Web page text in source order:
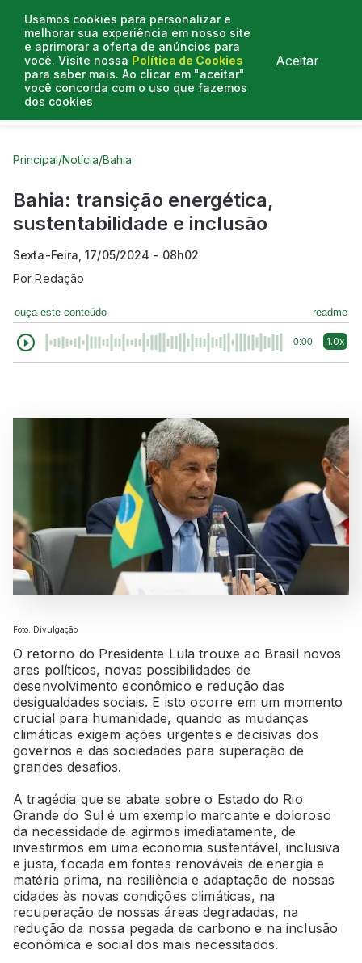
Usamos cookies para personalizar e
melhorar sua experiência em nosso site
e aprimorar a oferta de anúncios para
você. Visite nossa Política de Cookies
para saber mais. Ao clicar em "aceitar"
você concorda com o uso que fazemos
dos cookies
Aceitar
Curtas do Poder
Principal/Notícia/Bahia
Bahia: transição energética,
sustentabilidade e inclusão
Sexta-Feira, 17/05/2024 - 08h02
PorRedação
ouça este conteúdo readme
0:00 1.0x
Foto: Divulgação
O retorno do Presidente Lula trouxe ao Brasil novos
ares políticos, novas possibilidades de
desenvolvimento econômico e redução das
desigualdades sociais. E isto ocorre em um momento
crucial para humanidade, quando as mudanças
climáticas exigem ações urgentes e decisivas dos
governos e das sociedades para superação de
grandes desafios.
A tragédia que se abate sobre o Estado do Rio
Grande do Sul é um exemplo marcante e doloroso
da necessidade de agirmos imediatamente, de
investirmos em uma economia sustentável, inclusiva
e justa, focada em fontes renováveis de energia e
matéria prima, na resiliência e adaptação de nossas
cidades às novas condições climáticas, na
recuperação de nossas áreas degradadas, na
redução da nossa pegada de carbono e na inclusão
econômica e social dos mais necessitados.